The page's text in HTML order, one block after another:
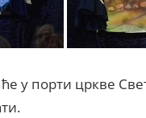
ће у порти цркве